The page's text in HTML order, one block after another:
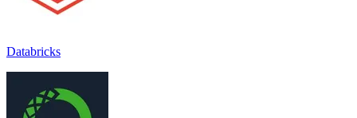
Databricks